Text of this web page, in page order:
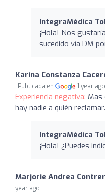
IntegraMédica
¡Hola! Nos
sucedido vía DM
Karina Constanza
Publicada en 1 year ago
Experiencia negativa: Mas
hay nadie a quién
IntegraMédica
¡Hola! ¿Puedes
Marjorie Andrea
year ago